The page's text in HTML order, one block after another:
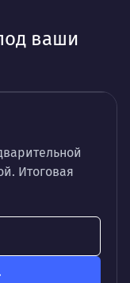
ваши
Итоговая